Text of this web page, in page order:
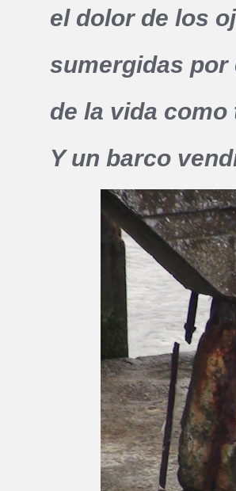
el dolor de los
sumergidas por
de la vida
Y un barco